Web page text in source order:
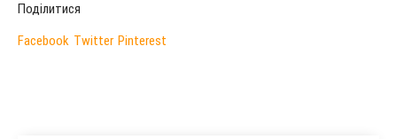
Поділитися
Facebook Twitter Pinterest